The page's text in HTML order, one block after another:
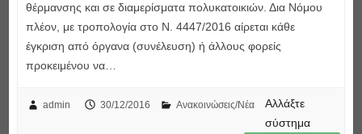
θέρμανσης και σε διαμερίσματα πολυκατοικιών. Δια Νόμου
πλέον, με τροπολογία στο Ν. 4447/2016 αίρεται κάθε
έγκριση από όργανα (συνέλευση) ή άλλους φορείς
προκειμένου να…
admin 30/12/2016 Ανακοινώσεις/Νέα
Αλλάξτε
σύστημα